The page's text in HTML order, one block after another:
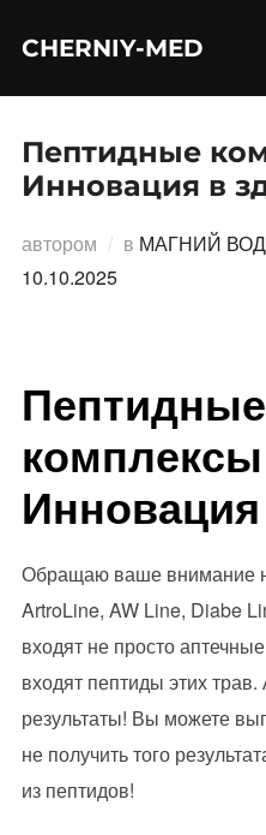
CHERNIY-MED
Пептидные
Инновация в
автором в МАГНИЙ
10.10.2025
Пептидные
Обращаю ваше внимание
ArtroLine, AW Line, Diabe
входят не просто
входят пептиды этих
результаты! Вы можете
не получить того
из пептидов!